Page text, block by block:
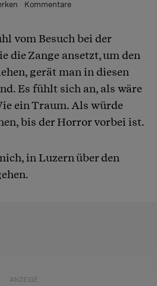
Kommentare
vom Besuch bei der
die Zange ansetzt, um den
gerät man in diesen
Es fühlt sich an, als wäre
ein Traum. Als würde
bis der Horror vorbei ist.
in Luzern über den